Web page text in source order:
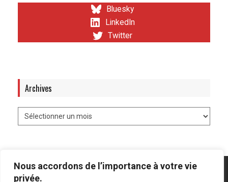
Nous accordons de l’importance à votre vie
privée.
Bluesky
LinkedIn
Twitter
Archives